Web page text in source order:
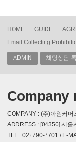
HOME GUIDE
Email Collecting
ADMIN 채팅상담
Company
COMPANY : (주)아임커머
ADDRESS : [04356] 서울
TEL : 02) 790-7701 / E-